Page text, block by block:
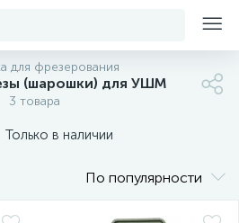
для фрезерования
(шарошки) для УШМ
3 товара
Только в наличии
По популярности